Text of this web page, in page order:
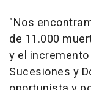
"Nos
de 11.000
y el
Sucesiones y